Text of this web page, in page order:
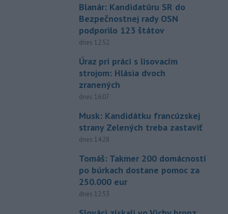
Blanár: Kandidatúru SR do
Bezpečnostnej rady OSN
podporilo 123 štátov
dnes 12:52
Úraz pri práci s lisovacím
strojom: Hlásia dvoch
zranených
dnes 16:07
Musk: Kandidátku francúzskej
strany Zelených treba zastaviť
dnes 14:28
Tomáš: Takmer 200 domácností
po búrkach dostane pomoc za
250.000 eur
dnes 12:53